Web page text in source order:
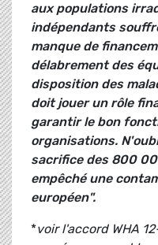
aux populations
indépendants
manque de
délabrement des
disposition des
doit jouer un rôle
garantir le bon
organisations.
sacrifice des 800
empêché une
européen".
*voir l'accord WHA